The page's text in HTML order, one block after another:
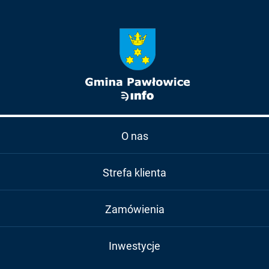
O nas
Strefa klienta
Zamówienia
Inwestycje